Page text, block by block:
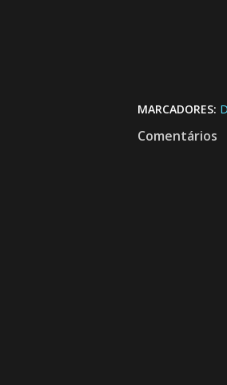
MARCADORES:
Comentários